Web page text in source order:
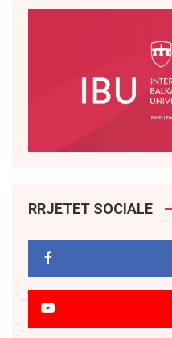
RRJETET SOCIALE